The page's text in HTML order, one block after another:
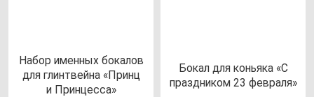
Набор имен­ных бо­ка­лов
для глин­твей­на «Принц
и Прин­цес­са»
Бокал для конь­яка «С
праз­дни­ком 23 фев­ра­ля»